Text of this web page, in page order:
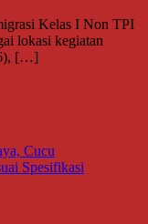
Kelas I Non TPI
lokasi kegiatan
[…]